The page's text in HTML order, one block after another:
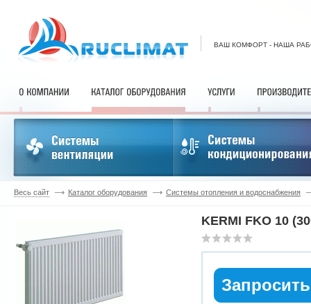
ВАШ КОМФОРТ - НАША
Весь сайт Каталог оборудования Системы отопления и водоснабжения
KERMI FKO 10